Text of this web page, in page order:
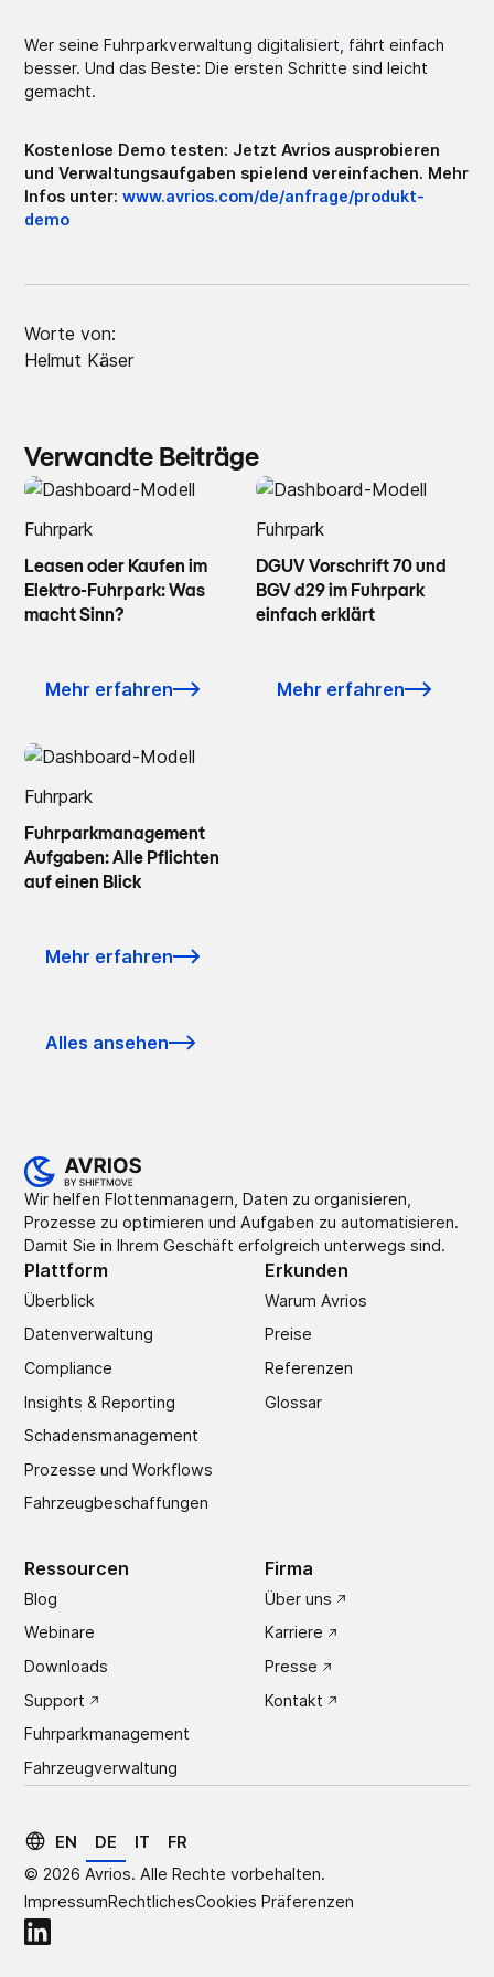
Wer seine Fuhrparkverwaltung digitalisiert, fährt einfach
besser. Und das Beste: Die ersten Schritte sind leicht
gemacht.
Kostenlose Demo testen: Jetzt Avrios ausprobieren
und Verwaltungsaufgaben spielend vereinfachen. Mehr
Infos unter:www.avrios.com/de/anfrage/produkt-
demo
Worte von:
Helmut Käser
Verwandte Beiträge
Fuhrpark
Leasen oder Kaufen im
Elektro-Fuhrpark: Was
macht Sinn?
Mehr erfahren
Fuhrpark
DGUV Vorschrift 70 und
BGV d29 im Fuhrpark
einfach erklärt
Mehr erfahren
Fuhrpark
Fuhrparkmanagement
Aufgaben: Alle Pflichten
auf einen Blick
Mehr erfahren
Alles ansehen
Wir helfen Flottenmanagern, Daten zu organisieren,
Prozesse zu optimieren und Aufgaben zu automatisieren.
Damit Sie in Ihrem Geschäft erfolgreich unterwegs sind.
Plattform
Überblick
Datenverwaltung
Compliance
Insights & Reporting
Schadens­management
Prozesse und Workflows
Fahrzeugbeschaffungen
Erkunden
Warum Avrios
Preise
Referenzen
Glossar
Ressourcen
Blog
Webinare
Downloads
Support
Fuhrparkmanagement
Fahrzeugverwaltung
Firma
Über uns
Karriere
Presse
Kontakt
EN DE IT
FR
© 2026 Avrios. Alle Rechte vorbehalten.
ImpressumRechtlichesCookies Präferenzen